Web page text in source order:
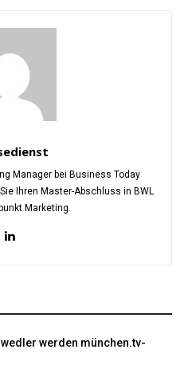
Manager bei Business Today
Ihren Master-Abschluss in BWL
Marketing.
werden münchen.tv-